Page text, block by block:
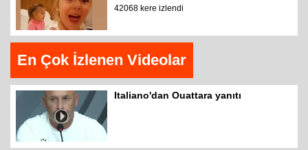
42068 kere izlendi
En Çok İzlenen Videolar
Italiano'dan Ouattara yanıtı